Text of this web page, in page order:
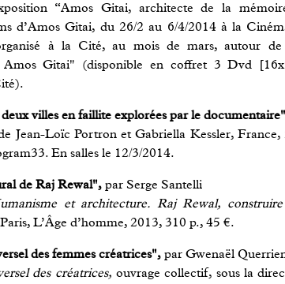
“Amos Gitai, architecte de la
d’Amos Gitai, du 26/2 au 6/4/2014 à la
à la Cité, au mois de mars, autour
Amos Gitai" (disponible en coffret 3 Dvd
villes en faillite explorées par le
Jean-Loïc Portron et Gabriella Kessler,
En salles le 12/3/2014.
de Raj Rewal", par Serge Santelli
et architecture. Raj Rewal,
L’Âge d’homme, 2013, 310 p., 45 €.
des femmes créatrices", par Gwenaël
des créatrices, ouvrage collectif, sous la